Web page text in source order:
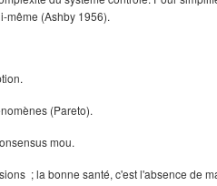
même (Ashby 1956).
(Pareto).
mou.
; la bonne santé, c'est l'absence de